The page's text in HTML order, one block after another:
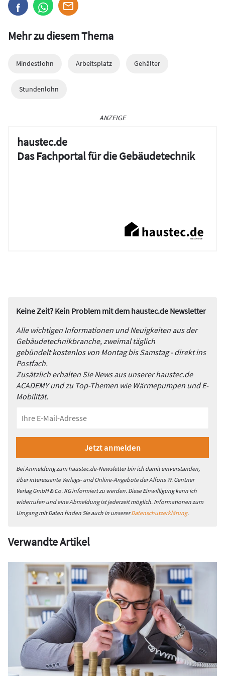
Mehr zu diesem Thema
Mindestlohn Arbeitsplatz Gehälter
Stundenlohn
ANZEIGE
haustec.de
Das Fachportal für die Gebäudetechnik
Keine Zeit? Kein Problem mit dem haustec.de Newsletter
Alle wichtigen Informationen und Neuigkeiten aus der
Gebäudetechnikbranche, zweimal täglich
gebündelt kostenlos von Montag bis Samstag - direkt ins
Postfach.
Zusätzlich erhalten Sie News aus unserer haustec.de
ACADEMY und zu Top-Themen wie Wärmepumpen und E-
Mobilität.
Bei Anmeldung zum haustec.de-Newsletter bin ich damit einverstanden,
über interessante Verlags- und Online-Angebote der Alfons W. Gentner
Verlag GmbH & Co. KG informiert zu werden. Diese Einwilligung kann ich
widerrufen und eine Abmeldung ist jederzeit möglich. Informationen zum
Umgang mit Daten finden Sie auch in unsererDatenschutzerklärung.
Verwandte Artikel